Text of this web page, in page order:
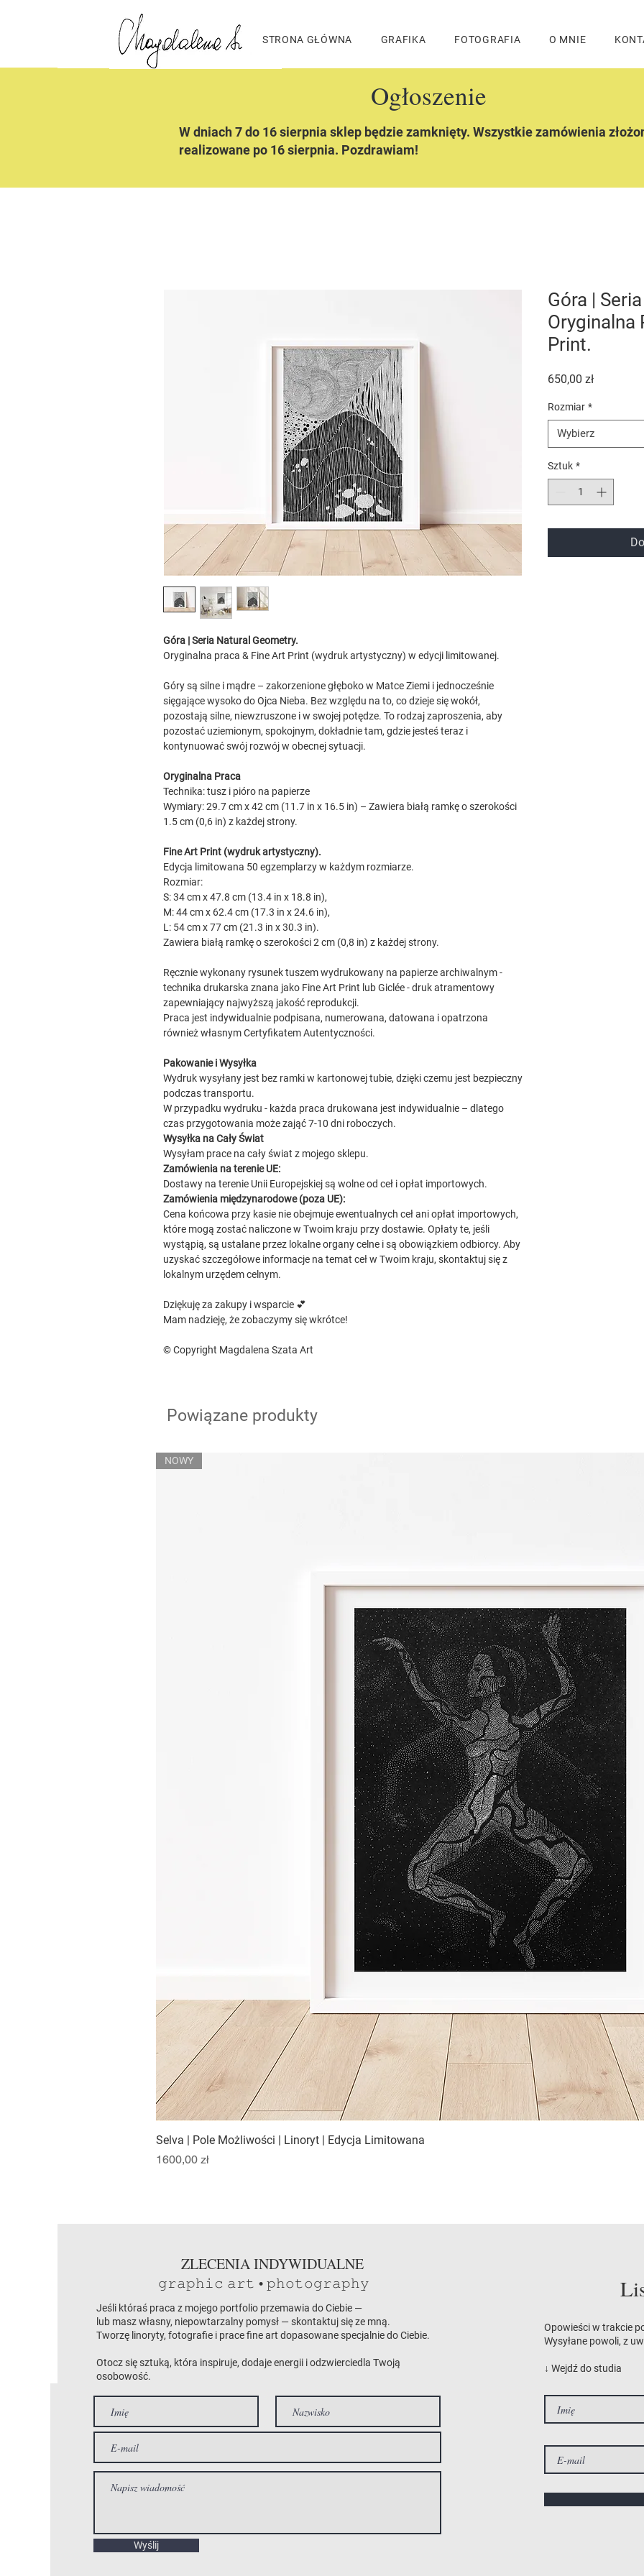
STRONA GŁÓWNA GRAFIKA FOTOGRAFIA O MNIE
Ogłoszenie
W dniach 7 do 16 sierpnia sklep będzie zamknięty. Wszystkie zamówienia
realizowane po 16 sierpnia. Pozdrawiam!
Góra | Seria Natural Geometry.
Oryginalna praca & Fine Art Print (wydruk artystyczny) w edycji limitowanej.
Góry są silne i mądre – zakorzenione głęboko w Matce Ziemi i jednocześnie
sięgające wysoko do Ojca Nieba. Bez względu na to, co dzieje się wokół,
pozostają silne, niewzruszone i w swojej potędze. To rodzaj zaproszenia, aby
pozostać uziemionym, spokojnym, dokładnie tam, gdzie jesteś teraz i
kontynuować swój rozwój w obecnej sytuacji.
Oryginalna Praca
Technika: tusz i pióro na papierze
Wymiary: 29.7 cm x 42 cm (11.7 in x 16.5 in) – Zawiera białą ramkę o szerokości
1.5 cm (0,6 in) z każdej strony.
Fine Art Print (wydruk artystyczny).
Edycja limitowana 50 egzemplarzy w każdym rozmiarze.
Rozmiar:
S: 34 cm x 47.8 cm (13.4 in x 18.8 in),
M: 44 cm x 62.4 cm (17.3 in x 24.6 in),
L: 54 cm x 77 cm (21.3 in x 30.3 in).
Zawiera białą ramkę o szerokości 2 cm (0,8 in) z każdej strony.
Ręcznie wykonany rysunek tuszem wydrukowany na papierze archiwalnym -
technika drukarska znana jako Fine Art Print lub Giclée - druk atramentowy
zapewniający najwyższą jakość reprodukcji.
Praca jest indywidualnie podpisana, numerowana, datowana i opatrzona
również własnym Certyfikatem Autentyczności.
Pakowanie i Wysyłka
Wydruk wysyłany jest bez ramki w kartonowej tubie, dzięki czemu jest bezpieczny
podczas transportu.
W przypadku wydruku - każda praca drukowana jest indywidualnie – dlatego
czas przygotowania może zająć 7-10 dni roboczych.
Wysyłka na Cały Świat
Wysyłam prace na cały świat z mojego sklepu.
Zamówienia na terenie UE:
Dostawy na terenie Unii Europejskiej są wolne od ceł i opłat importowych.
Zamówienia międzynarodowe (poza UE):
Cena końcowa przy kasie nie obejmuje ewentualnych ceł ani opłat importowych,
które mogą zostać naliczone w Twoim kraju przy dostawie. Opłaty te, jeśli
wystąpią, są ustalane przez lokalne organy celne i są obowiązkiem odbiorcy. Aby
uzyskać szczegółowe informacje na temat ceł w Twoim kraju, skontaktuj się z
lokalnym urzędem celnym.
Dziękuję za zakupy i wsparcie 💕
Mam nadzieję, że zobaczymy się wkrótce!
© Copyright Magdalena Szata Art
Góra |
Oryginalna
Print.
650,00 złCena
Rozmiar *
Wybierz
Sztuk *
Powiązane produkty
NOWY
Selva | Pole Możliwości | Linoryt | Edycja Limitowana
Cena
1600,00 zł
ZLECENIA INDYWIDUALNE
𝚐𝚛𝚊𝚙𝚑𝚒𝚌 𝚊𝚛𝚝 • 𝚙𝚑𝚘𝚝𝚘𝚐𝚛𝚊𝚙𝚑𝚢
Jeśli któraś praca z mojego portfolio przemawia do Ciebie —
lub masz własny, niepowtarzalny pomysł — skontaktuj się ze mną.
Tworzę linoryty, fotografie i prace fine art dopasowane specjalnie do Ciebie.
Otocz się sztuką, która inspiruje, dodaje energii i odzwierciedla Twoją
osobowość.
Wyślij
Opowieści w trakcie
Wysyłane powoli, z
↓ Wejdź do studia